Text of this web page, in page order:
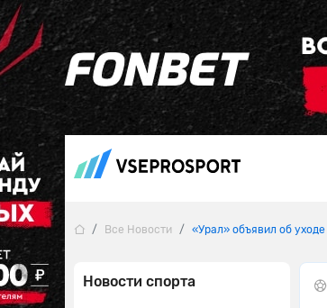
Все Новости «Урал» объявил об
Новости спорта